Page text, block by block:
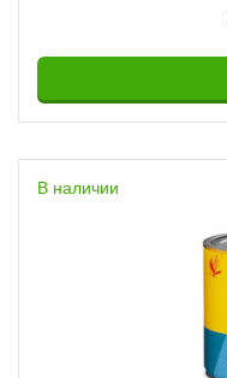
В наличии